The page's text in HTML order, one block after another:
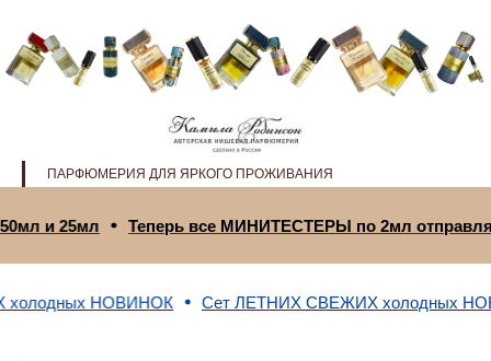
ПАРФЮМЕРИЯ ДЛЯ ЯРКОГО ПРОЖИВАНИЯ
и 25мл Теперь все МИНИТЕСТЕРЫ по 2мл
НОВИНОК Сет ЛЕТНИХ СВЕЖИХ холодных